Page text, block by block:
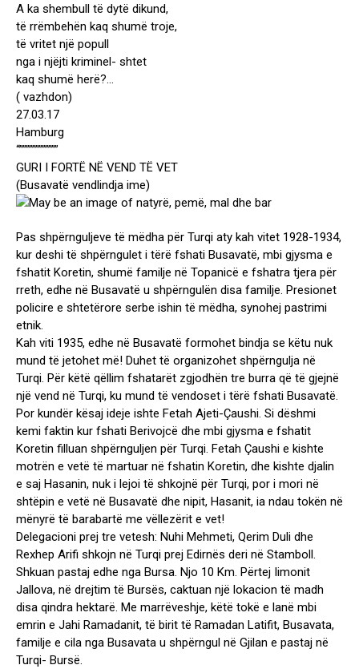
A ka shembull të dytë dikund,
të rrëmbehën kaq shumë troje,
të vritet një popull
nga i njëjti kriminel- shtet
kaq shumë herë?…
( vazhdon)
27.03.17
Hamburg
“””””””””””””
GURI I FORTË NË VEND TË VET
(Busavatë vendlindja ime)
Pas shpërnguljeve të mëdha për Turqi aty kah vitet 1928-1934,
kur deshi të shpërngulet i tërë fshati Busavatë, mbi gjysma e
fshatit Koretin, shumë familje në Topanicë e fshatra tjera për
rreth, edhe në Busavatë u shpërngulën disa familje. Presionet
policire e shtetërore serbe ishin të mëdha, synohej pastrimi
etnik.
Kah viti 1935, edhe në Busavatë formohet bindja se këtu nuk
mund të jetohet më! Duhet të organizohet shpërngulja në
Turqi. Për këtë qëllim fshatarët zgjodhën tre burra që të gjejnë
një vend në Turqi, ku mund të vendoset i tërë fshati Busavatë.
Por kundër kësaj ideje ishte Fetah Ajeti-Çaushi. Si dëshmi
kemi faktin kur fshati Berivojcë dhe mbi gjysma e fshatit
Koretin filluan shpërnguljen për Turqi. Fetah Çaushi e kishte
motrën e vetë të martuar në fshatin Koretin, dhe kishte djalin
e saj Hasanin, nuk i lejoi të shkojnë për Turqi, por i mori në
shtëpin e vetë në Busavatë dhe nipit, Hasanit, ia ndau tokën në
mënyrë të barabartë me vëllezërit e vet!
Delegacioni prej tre vetesh: Nuhi Mehmeti, Qerim Duli dhe
Rexhep Arifi shkojn në Turqi prej Edirnës deri në Stamboll.
Shkuan pastaj edhe nga Bursa. Njo 10 Km. Përtej Iimonit
Jallova, në drejtim të Bursës, caktuan një lokacion të madh
disa qindra hektarë. Me marrëveshje, këtë tokë e lanë mbi
emrin e Jahi Ramadanit, të birit të Ramadan Latifit, Busavata,
familje e cila nga Busavata u shpërngul në Gjilan e pastaj në
Turqi- Bursë.